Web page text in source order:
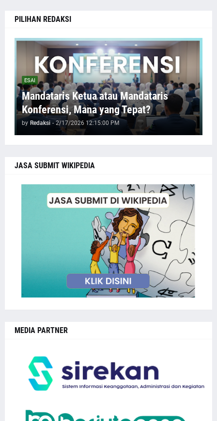
PILIHAN REDAKSI
ESAI
Mandataris Ketua atau Mandataris
Konferensi, Mana yang Tepat?
by Redaksi - 2/17/2026 12:15:00 PM
JASA SUBMIT WIKIPEDIA
MEDIA PARTNER